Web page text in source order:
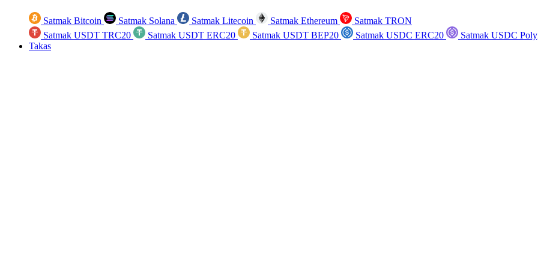
Satmak Bitcoin Satmak Solana Satmak Litecoin Satmak Ethereum
Satmak TRON
Satmak USDT TRC20
Satmak USDT ERC20 Satmak USDT BEP20 Satmak USDC ERC20
Satmak USDC
Takas